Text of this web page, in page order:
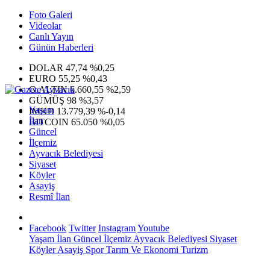
Foto Galeri
Videolar
Canlı Yayın
Günün Haberleri
DOLAR 47,74 %0,25
EURO 55,25 %0,43
G.ALTIN6.660,55 %2,59
GÜMÜŞ 98 %3,57
IMKB 13.779,39 %-0,14
BITCOIN 65.050 %0,05
Yaşam
İlan
Güncel
İlçemiz
Ayvacık Belediyesi
Siyaset
Köyler
Asayiş
Resmî İlan
Facebook Twitter InstagramYoutube
Yaşam İlan Güncel İlçemiz Ayvacık Belediyesi Siyaset
KöylerAsayiş SporTarım Ve Ekonomi Turizm